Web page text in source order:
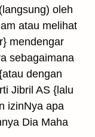
oleh
atau melihat
mendengar
sebagaimana
dengan
Jibril AS {lalu
izinNya apa
Dia Maha